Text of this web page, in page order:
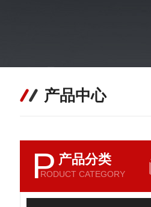
产品中心
P 产品分类
RODUCT CATEGORY